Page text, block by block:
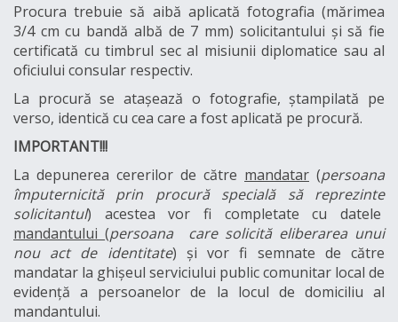
Procura trebuie să aibă aplicată fotografia (mărimea
3/4 cm cu bandă albă de 7 mm) solicitantului și să fie
certificată cu timbrul sec al misiunii diplomatice sau al
oficiului consular respectiv.
La procură se atașează o fotografie, ștampilată pe
verso, identică cu cea care a fost aplicată pe procură.
IMPORTANT!!!
La depunerea cererilor de către mandatar (persoana
împuternicită prin procură specială să reprezinte
solicitantul) acestea vor fi completate cu datele
mandantului(persoana care solicită eliberarea unui
nou act de identitate) și vor fi semnate de către
mandatar la ghișeul serviciului public comunitar local de
evidență a persoanelor de la locul de domiciliu al
mandantului.